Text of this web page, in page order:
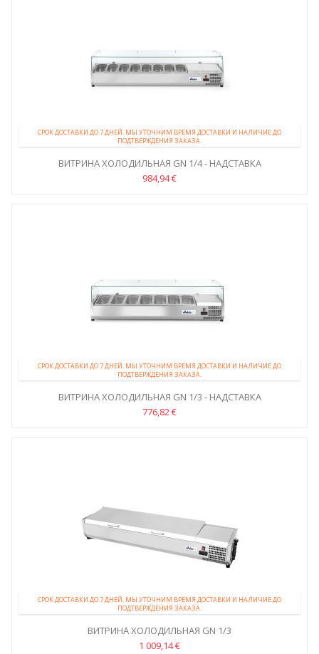
СРОК ДОСТАВКИ ДО 7 ДНЕЙ. МЫ УТОЧНИМ ВРЕМЯ ДОСТАВКИ И НАЛИЧИЕ ДО
ПОДТВЕРЖДЕНИЯ ЗАКАЗА.
ВИТРИНА ХОЛОДИЛЬНАЯ GN 1/4 - НАДСТАВКА
984,94 €
СРОК ДОСТАВКИ ДО 7 ДНЕЙ. МЫ УТОЧНИМ ВРЕМЯ ДОСТАВКИ И НАЛИЧИЕ ДО
ПОДТВЕРЖДЕНИЯ ЗАКАЗА.
ВИТРИНА ХОЛОДИЛЬНАЯ GN 1/3 - НАДСТАВКА
776,82 €
СРОК ДОСТАВКИ ДО 7 ДНЕЙ. МЫ УТОЧНИМ ВРЕМЯ ДОСТАВКИ И НАЛИЧИЕ ДО
ПОДТВЕРЖДЕНИЯ ЗАКАЗА.
ВИТРИНА ХОЛОДИЛЬНАЯ GN 1/3
1 009,14 €